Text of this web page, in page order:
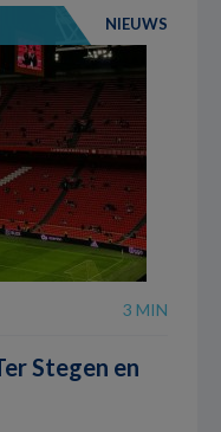
NIEUWS
3 MIN
Stegen en